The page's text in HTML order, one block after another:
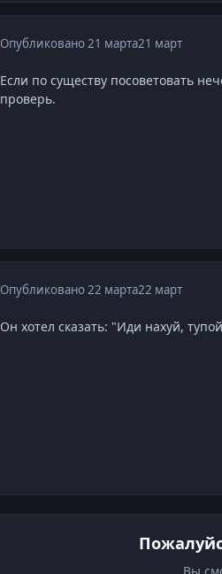
Опубликовано21 марта21 март
Если по существу посоветовать
проверь.
Опубликовано22 марта22 март
Он хотел сказать: "Иди нахуй,